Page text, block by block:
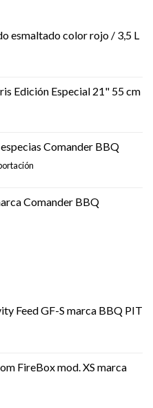
esmaltado color rojo / 3,5 L
Edición Especial 21" 55 cm
Comander BBQ
Comander BBQ
Feed GF-S marca BBQ PIT
FireBox mod. XS marca